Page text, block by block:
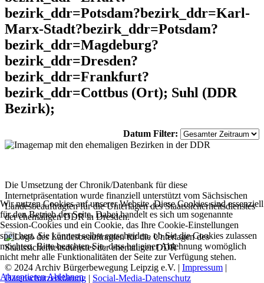
bezirk_ddr=Potsdam?bezirk_ddr=Karl-
Marx-Stadt?bezirk_ddr=Potsdam?
bezirk_ddr=Magdeburg?
bezirk_ddr=Dresden?
bezirk_ddr=Frankfurt?
bezirk_ddr=Cottbus (Ort); Suhl (DDR
Bezirk);
Datum Filter:
Die Umsetzung der Chronik/Datenbank für diese
Internetpräsentation wurde finanziell unterstützt vom Sächsischen
Landesbeauftragten für die Unterlagen des Staatssicherheitsdienstes
der ehemaligen DDR in Dresden.
© 2024 Archiv Bürgerbewegung Leipzig e.V. | Impressum |
Datenschutzerklärung | Social-Media-Datenschutz
Wir nutzen Cookies auf unserer Website. Diese Cookies sind essenziell
für den Betrieb der Seite. Dabei handelt es sich um sogenannte
Session-Cookies und ein Cookie, das Ihre Cookie-Einstellungen
speichert. Sie können selbst entscheiden, ob Sie die Cookies zulassen
möchten. Bitte beachten Sie, dass bei einer Ablehnung womöglich
nicht mehr alle Funktionalitäten der Seite zur Verfügung stehen.
AkzeptierenAblehnen